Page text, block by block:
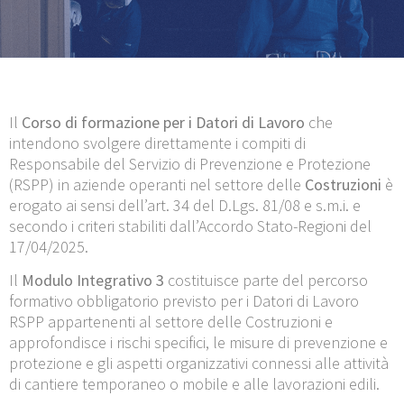
Il Corso di formazione per i Datori di Lavoro che
intendono svolgere direttamente i compiti di
Responsabile del Servizio di Prevenzione e Protezione
(RSPP) in aziende operanti nel settore delle Costruzioni è
erogato ai sensi dell’art. 34 del D.Lgs. 81/08 e s.m.i. e
secondo i criteri stabiliti dall’Accordo Stato-Regioni del
17/04/2025.
Il Modulo Integrativo 3 costituisce parte del percorso
formativo obbligatorio previsto per i Datori di Lavoro
RSPP appartenenti al settore delle Costruzioni e
approfondisce i rischi specifici, le misure di prevenzione e
protezione e gli aspetti organizzativi connessi alle attività
di cantiere temporaneo o mobile e alle lavorazioni edili.